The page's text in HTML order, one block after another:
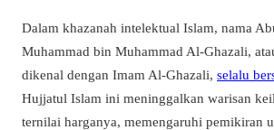
Dalam khazanah intelektual Islam, nama
Muhammad bin Muhammad Al-Ghazali,
dikenal dengan Imam Al-Ghazali, selalu
Hujjatul Islam ini meninggalkan warisan
ternilai harganya, memengaruhi pemikiran